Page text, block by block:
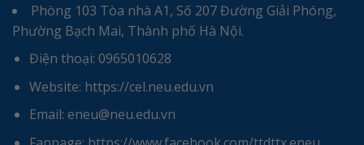
Phòng 103 Tòa nhà A1, Số 207 Đường Giải Phóng,
Phường Bạch Mai, Thành phố Hà Nội.
Điện thoại: 0965010628
Website: https://cel.neu.edu.vn
Email: eneu@neu.edu.vn